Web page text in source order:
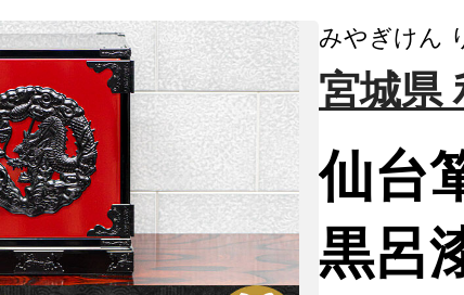
みやぎけん
宮城県
仙台
黒呂